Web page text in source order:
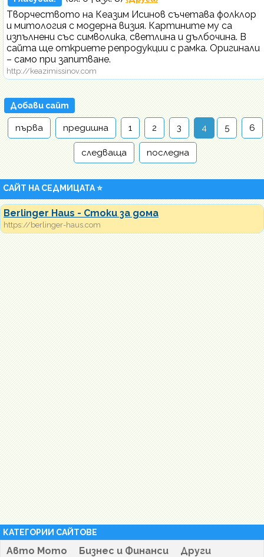
Творчеството на Кеазим Исинов съчетава фолклор
и митология с модерна визия. Картините му са
изпълнени със символика, светлина и дълбочина. В
сайта ще откриете репродукции с рамка. Оригинали
– само при запитване.
http://keazimissinov.com
Добави сайт
първа предишна 1 2 3 4 5 6
следваща последна
САЙТ НА СЕДМИЦАТА ⭐
Berlinger Haus - Стоки за дома
https://berlinger-haus.com
КАТЕГОРИИ САЙТОВЕ
Авто Мото Бизнес и Финанси
Други